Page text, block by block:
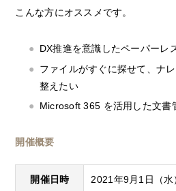
こんな方にオススメです。
DX推進を意識したペーパーレ
ファイルがすぐに探せて、ナ
整えたい
Microsoft 365 を活用した文書
開催概要
開催日時 2021年9月1日（